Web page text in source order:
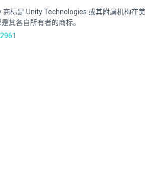
标是 Unity Technologies 或其附属机构在
其各自所有者的商标。